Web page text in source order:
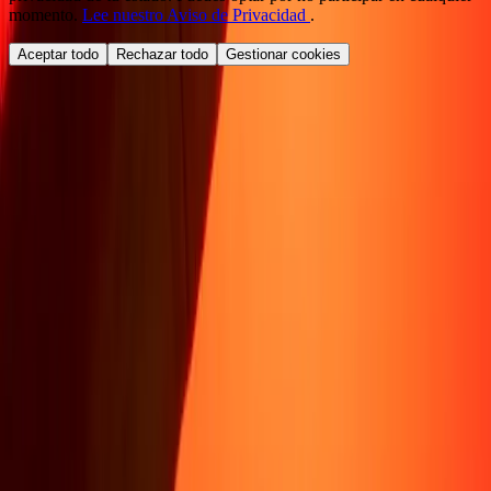
momento. Lee nuestro Aviso de Privacidad .
Aceptar todo Rechazar todo Gestionar cookies